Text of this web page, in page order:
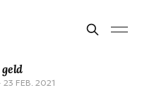
geld
23 FEB. 2021